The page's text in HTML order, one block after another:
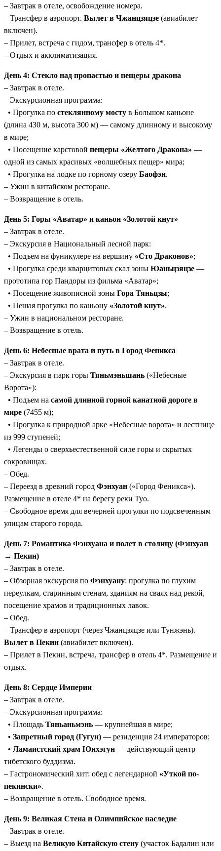
– Завтрак в отеле, освобождение номера.
– Трансфер в аэропорт. Вылет в Чжанцзяцзе (авиабилет
включен).
– Прилет, встреча с гидом, трансфер в отель 4*.
– Отдых и акклиматизация.
День 4: Стекло над пропастью и пещеры дракона
– Завтрак в отеле.
– Экскурсионная программа:
• Прогулка по стеклянному мосту в Большом каньоне
(длина 430 м, высота 300 м) — самому длинному и высокому
в мире;
• Посещение карстовой пещеры «Желтого Дракона» —
одной из самых красивых «волшебных пещер» мира;
• Прогулка на лодке по горному озеру Баофэн.
– Ужин в китайском ресторане.
– Возвращение в отель.
День 5: Горы «Аватар» и каньон «Золотой кнут»
– Завтрак в отеле.
– Экскурсия в Национальный лесной парк:
• Подъем на фуникулере на вершину «Сто Драконов»;
• Прогулка среди кварцитовых скал зоны Юаньцзяцзе —
прототипа гор Пандоры из фильма «Аватар»;
• Посещение живописной зоны Гора Тяньцзы;
• Пешая прогулка по каньону «Золотой кнут».
– Ужин в национальном ресторане.
– Возвращение в отель.
День 6: Небесные врата и путь в Город Феникса
– Завтрак в отеле.
– Экскурсия в парк горы Тяньмэньшань («Небесные
Ворота»):
• Подъем на самой длинной горной канатной дороге в
мире (7455 м);
• Прогулка к природной арке «Небесные ворота» и лестнице
из 999 ступеней;
• Легенды о сверхъестественной силе горы и скрытых
сокровищах.
– Обед.
– Переезд в древний город Фэнхуан («Город Феникса»).
Размещение в отеле 4* на берегу реки Туо.
– Свободное время для вечерней прогулки по подсвеченным
улицам старого города.
День 7: Романтика Фэнхуана и полет в столицу (Фэнхуан
→ Пекин)
– Завтрак в отеле.
– Обзорная экскурсия по Фэнхуану: прогулка по глухим
переулкам, старинным стенам, зданиям на сваях над рекой,
посещение храмов и традиционных лавок.
– Обед.
– Трансфер в аэропорт (через Чжанцзяцзе или Тунжэнь).
Вылет в Пекин (авиабилет включен).
– Прилет в Пекин, встреча, трансфер в отель 4*. Размещение и
отдых.
День 8: Сердце Империи
– Завтрак в отеле.
– Экскурсионная программа:
• Площадь Тяньаньмэнь — крупнейшая в мире;
• Запретный город (Гугун) — резиденция 24 императоров;
• Ламаистский храм Юнхэгун — действующий центр
тибетского буддизма.
– Гастрономический хит: обед с легендарной «Уткой по-
пекински».
– Возвращение в отель. Свободное время.
День 9: Великая Стена и Олимпийское наследие
– Завтрак в отеле.
– Выезд на Великую Китайскую стену (участок Бадалин или